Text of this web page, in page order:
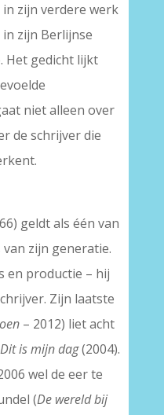
zijn verdere werk
zijn Berlijnse
Het gedicht lijkt
niet alleen over
de schrijver die
geldt als één van
zijn generatie.
en productie – hij
Zijn laatste
– 2012) liet acht
Dit is mijn dag(2004).
wel de eer te
(De wereld bij